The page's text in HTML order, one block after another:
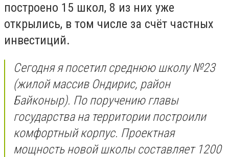
построено 15 школ, 8 из них уже
открылись, в том числе за счёт частных
инвестиций.
Сегодня я посетил среднюю школу №23
(жилой массив Ондирис, район
Байконыр). По поручению главы
государства на территории построили
комфортный корпус. Проектная
мощность новой школы составляет 1200